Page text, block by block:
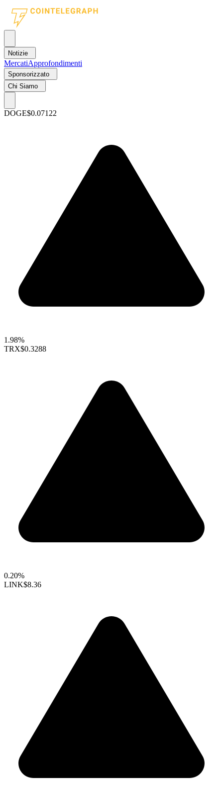
Notizie
MercatiApprofondimenti
Sponsorizzato
Chi Siamo
DOGE$0.07122
1.98%
TRX$0.3288
0.20%
LINK$8.36